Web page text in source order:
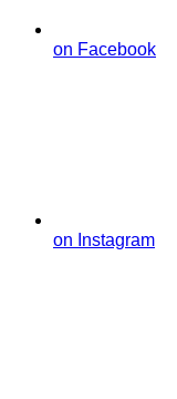
on Facebook
on Instagram